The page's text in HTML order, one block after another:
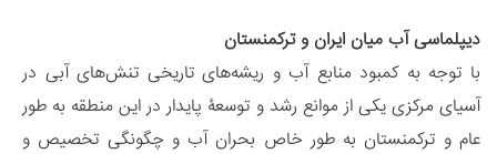
دیپلماسی آب میان ایران و ترکمنستان
با توجه به کمبود منابع آب و ریشه‌های تاریخی تنش‌های آبی در
آسیای مرکزی یکی از موانع رشد و توسعۀ پایدار در این منطقه به طور
عام و ترکمنستان به طور خاص بحران آب و چگونگی تخصیص و